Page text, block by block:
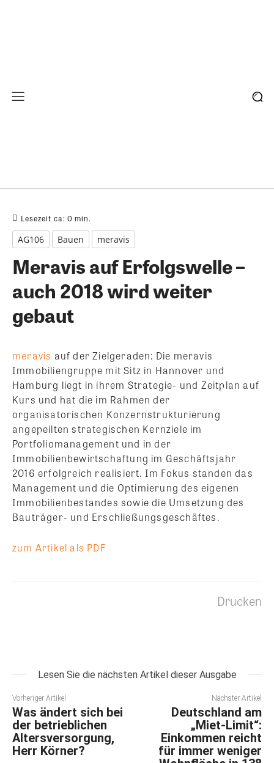
Lesezeit ca: 0 min.
AG106 Bauen meravis
Meravis auf Erfolgswelle –
auch 2018 wird weiter
gebaut
meravis auf der Zielgeraden: Die meravis
Immobiliengruppe mit Sitz in Hannover und
Hamburg liegt in ihrem Strategie- und Zeitplan auf
Kurs und hat die im Rahmen der
organisatorischen Konzernstrukturierung
angepeilten strategischen Kernziele im
Portfoliomanagement und in der
Immobilienbewirtschaftung im Geschäftsjahr
2016 erfolgreich realisiert. Im Fokus standen das
Management und die Optimierung des eigenen
Immobilienbestandes sowie die Umsetzung des
Bauträger- und Erschließungsgeschäftes.
zum Artikel als PDF
Drucken
Lesen Sie die nächsten Artikel dieser Ausgabe
Vorheriger Artikel
Was ändert sich bei
der betrieblichen
Altersversorgung,
Herr Körner?
Nächster Artikel
Deutschland am
„Miet-Limit“:
Einkommen reicht
für immer weniger